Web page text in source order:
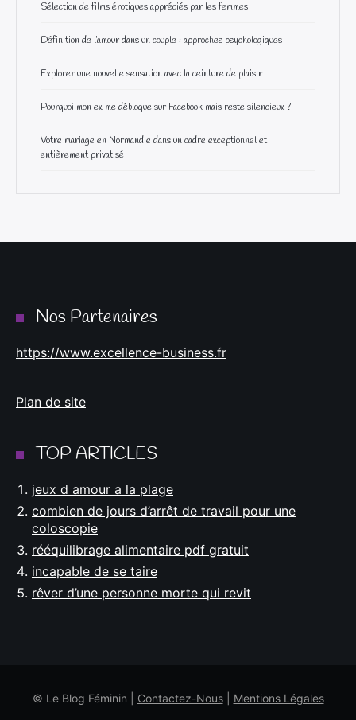
Sélection de films érotiques appréciés par les femmes
Définition de l’amour dans un couple : approches psychologiques
Explorer une nouvelle sensation avec la ceinture de plaisir
Pourquoi mon ex me débloque sur Facebook mais reste silencieux ?
Votre mariage en Normandie dans un cadre exceptionnel et
entièrement privatisé
Nos Partenaires
https://www.excellence-business.fr
Plan de site
TOP ARTICLES
jeux d amour a la plage
combien de jours d’arrêt de travail pour une
coloscopie
rééquilibrage alimentaire pdf gratuit
incapable de se taire
rêver d’une personne morte qui revit
© Le Blog Féminin | Contactez-Nous| Mentions Légales